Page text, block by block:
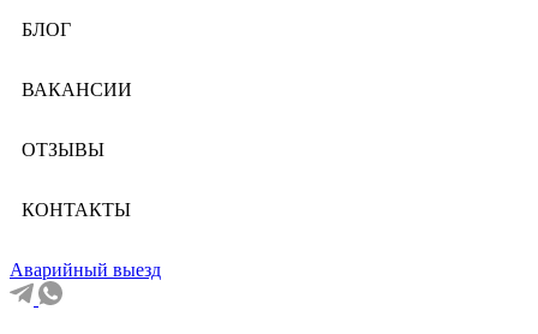
БЛОГ
ВАКАНСИИ
ОТЗЫВЫ
КОНТАКТЫ
Аварийный выезд